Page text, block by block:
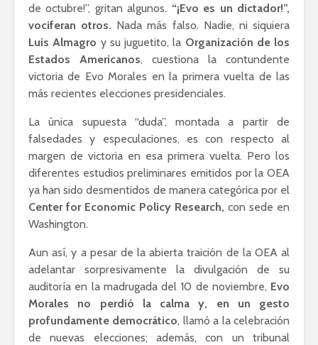
de octubre!”, gritan algunos. “¡Evo es un dictador!”,
vociferan otros. Nada más falso. Nadie, ni siquiera
Luis Almagro y su juguetito, la Organización de los
Estados Americanos, cuestiona la contundente
victoria de Evo Morales en la primera vuelta de las
más recientes elecciones presidenciales.
La única supuesta “duda”, montada a partir de
falsedades y especulaciones, es con respecto al
margen de victoria en esa primera vuelta. Pero los
diferentes estudios preliminares emitidos por la OEA
ya han sido desmentidos de manera categórica por el
Center for Economic Policy Research, con sede en
Washington.
Aun así, y a pesar de la abierta traición de la OEA al
adelantar sorpresivamente la divulgación de su
auditoría en la madrugada del 10 de noviembre, Evo
Morales no perdió la calma y, en un gesto
profundamente democrático, llamó a la celebración
de nuevas elecciones; además, con un tribunal